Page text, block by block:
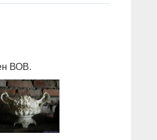
ВОВ.